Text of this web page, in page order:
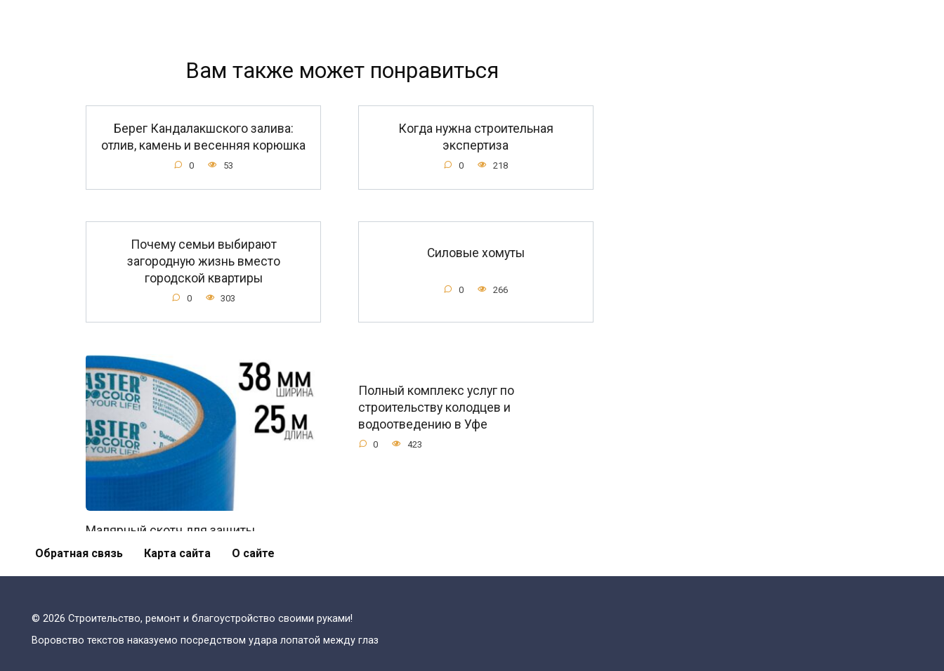
Вам также может понравиться
Берег Кандалакшского залива:
отлив, камень и весенняя корюшка
0 53
Когда нужна строительная
экспертиза
0 218
Почему семьи выбирают
загородную жизнь вместо
городской квартиры
0 303
Силовые хомуты
0 266
Малярный скотч для защиты
поверхностей от краски
Полный комплекс услуг по
строительству колодцев и
водоотведению в Уфе
0 423
Обратная связь Карта сайта О сайте
© 2026 Строительство, ремонт и благоустройство своими руками!
Воровство текстов наказуемо посредством удара лопатой между глаз